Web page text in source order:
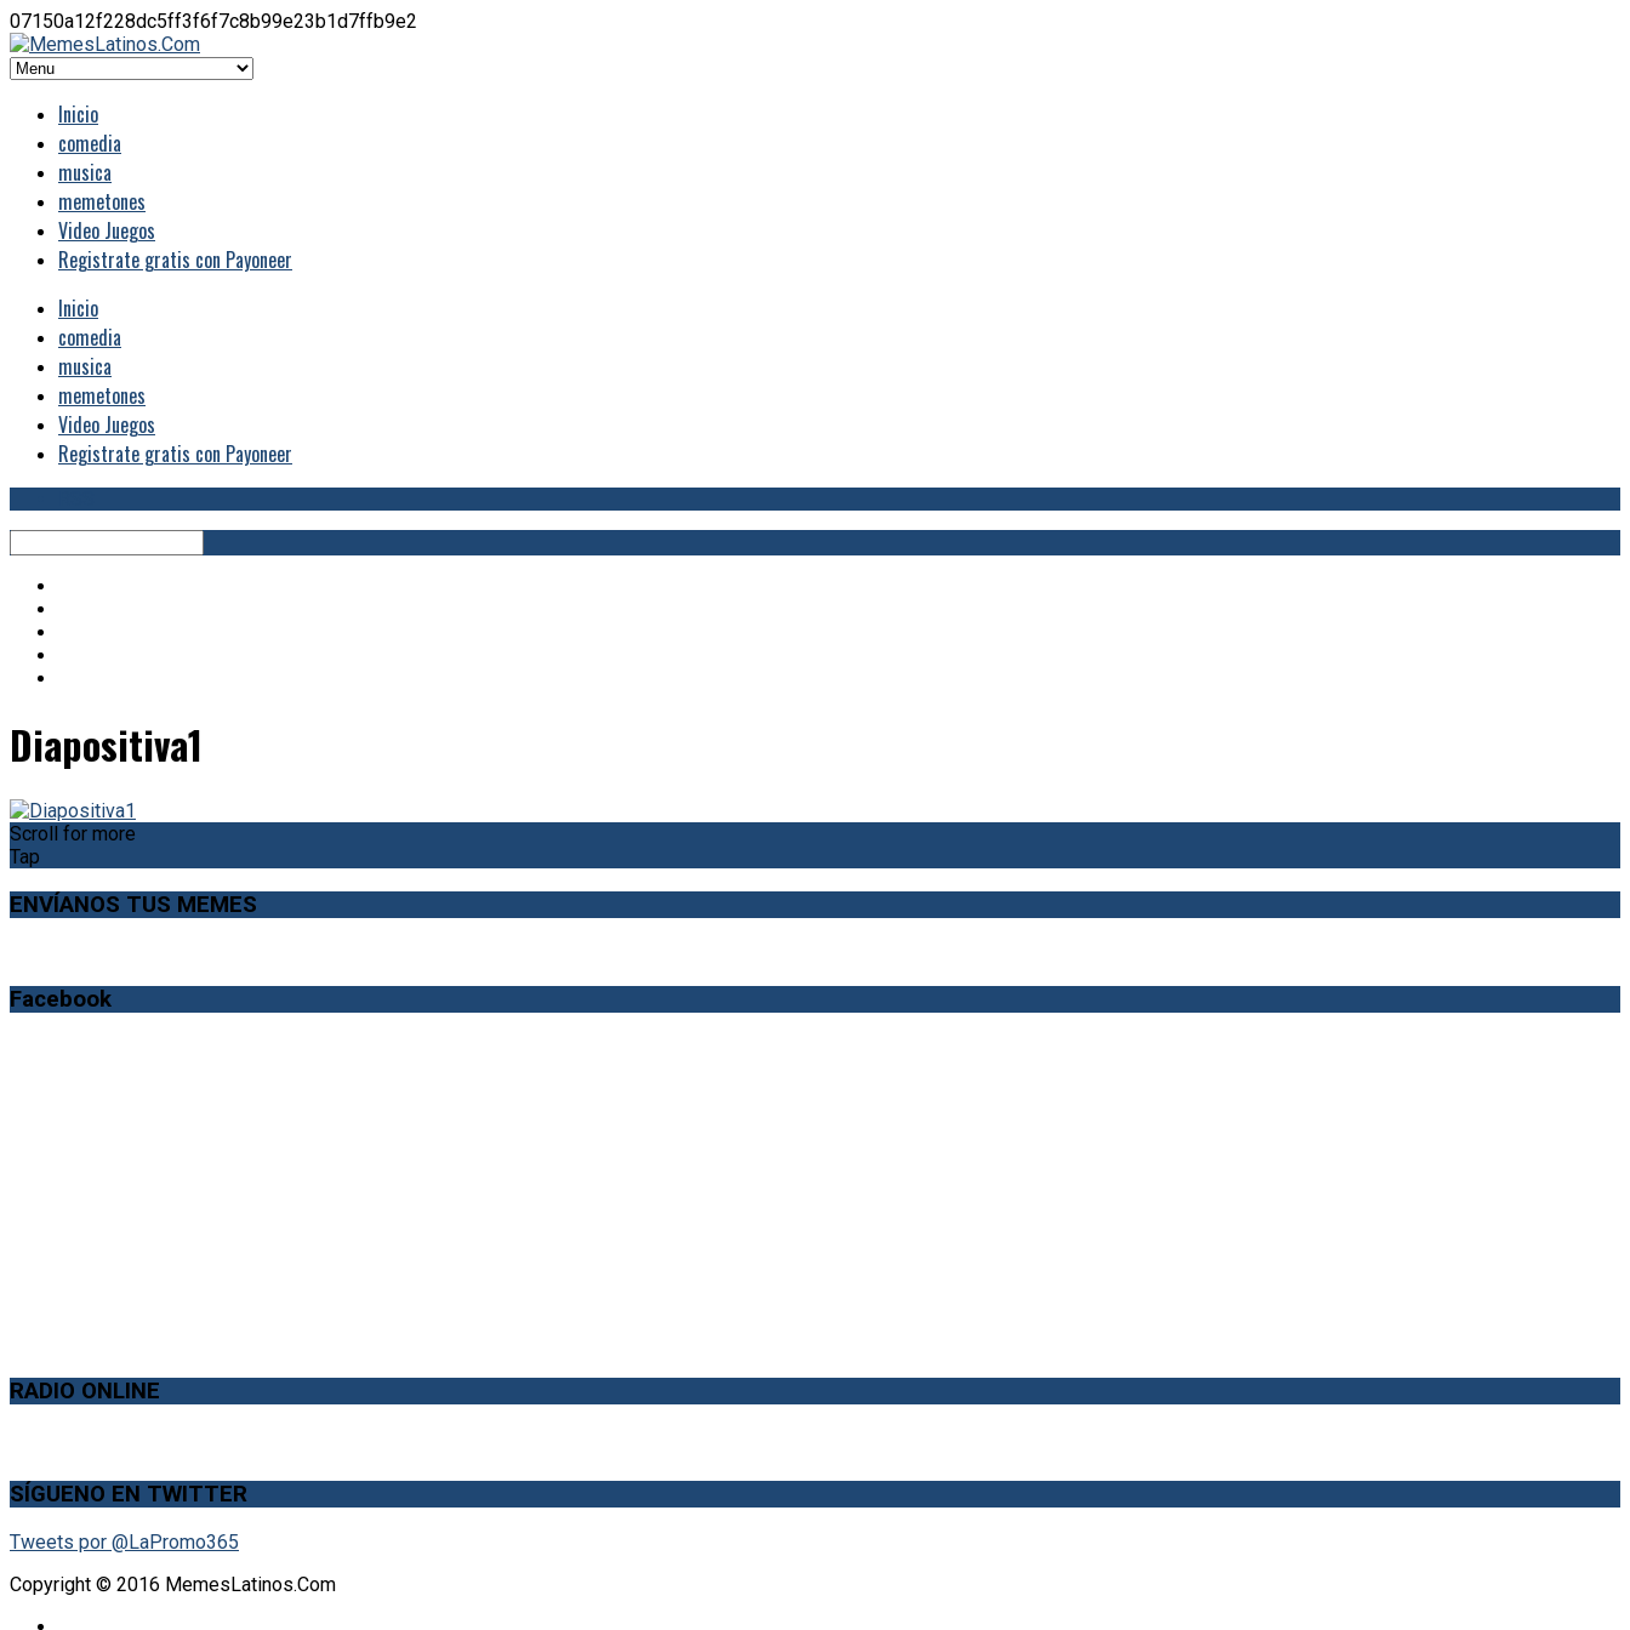
07150a12f228dc5ff3f6f7c8b99e23b1d7ffb9e2
Inicio
comedia
musica
memetones
Video Juegos
Registrate gratis con Payoneer
Inicio
comedia
musica
memetones
Video Juegos
Registrate gratis con Payoneer
Diapositiva1
Scroll for more
Tap
ENVÍANOS TUS MEMES
Facebook
RADIO ONLINE
SÍGUENO EN TWITTER
Tweets por @LaPromo365
Copyright © 2016 MemesLatinos.Com